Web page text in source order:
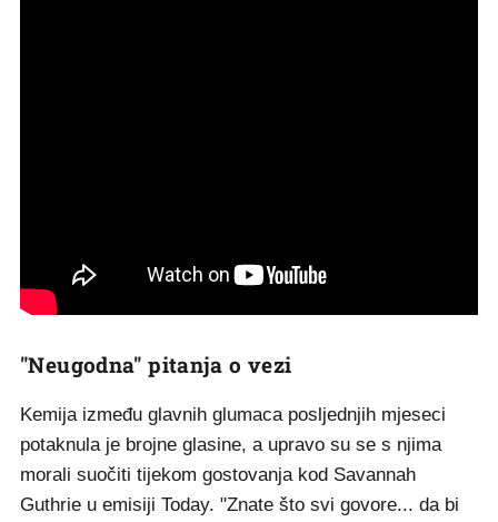
"Neugodna" pitanja o vezi
Kemija između glavnih glumaca posljednjih mjeseci
potaknula je brojne glasine, a upravo su se s njima
morali suočiti tijekom gostovanja kod Savannah
Guthrie u emisiji Today. "Znate što svi govore... da bi